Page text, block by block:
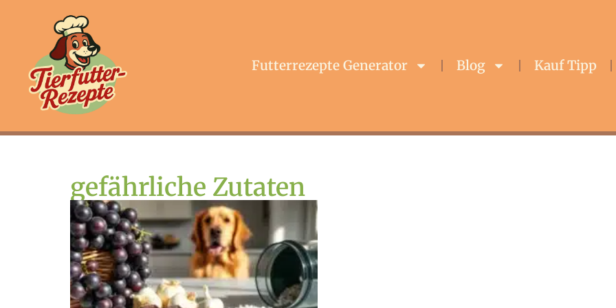
Futterrezepte Generator Blog Kauf Tipp
gefährliche Zutaten